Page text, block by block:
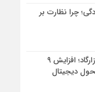
چرا نظارت بر
رشد ۴۱ درصدی سود خالص پازارگاد؛ افزایش ۹
دیجیتال